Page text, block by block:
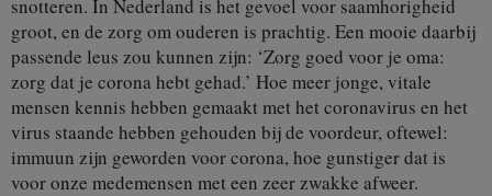
snotteren. In Nederland is het gevoel voor saamhorigheid
groot, en de zorg om ouderen is prachtig. Een mooie daarbij
passende leus zou kunnen zijn: ‘Zorg goed voor je oma:
zorg dat je corona hebt gehad.’ Hoe meer jonge, vitale
mensen kennis hebben gemaakt met het coronavirus en het
virus staande hebben gehouden bij de voordeur, oftewel:
immuun zijn geworden voor corona, hoe gunstiger dat is
voor onze medemensen met een zeer zwakke afweer.